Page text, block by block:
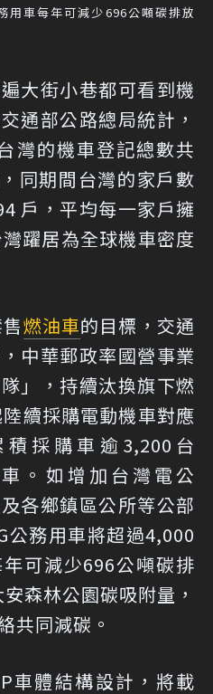
用車每年可減少696公噸碳排放
大街小巷都可看到機
通部公路總局統計，
灣的機車登記總數共
同期間台灣的家戶數
戶，平均每一家戶擁
躍居為全球機車密度
燃油車的目標，交通
中華郵政率國營事業
」，持續汰換旗下燃
續採購電動機車對應
採購車逾3,200台
。如增加台灣電公
各鄉鎮區公所等公部
公務用車將超過4,000
可減少696公噸碳排
森林公園碳吸附量，
共同減碳。
車體結構設計，將載